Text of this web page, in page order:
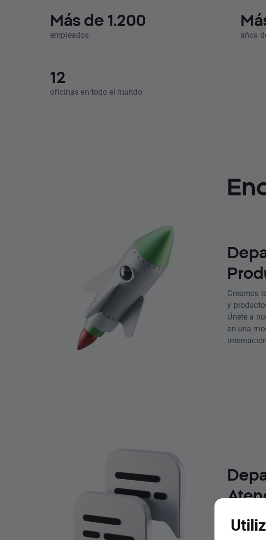
Más de 1.200
empleados años
12
oficinas en todo el mundo
Creamos
y
Únete a
en una
de